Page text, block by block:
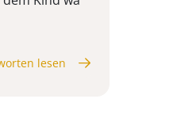
lesen